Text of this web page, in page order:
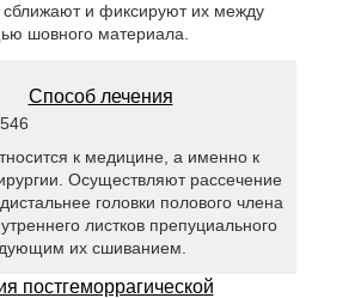
сближают и фиксируют их между
шовного материала.
Способ лечения
к медицине, а именно к
Осуществляют рассечение
головки полового члена
листков препуциального
их сшиванием.
постгеморрагической